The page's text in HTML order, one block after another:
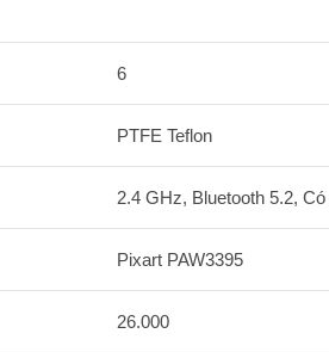
6
PTFE Teflon
2.4 GHz, Bluetooth 5.2,
Pixart PAW3395
26.000